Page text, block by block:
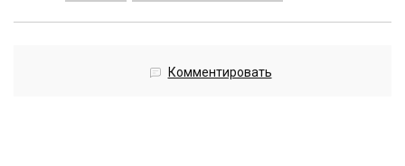
Комментировать